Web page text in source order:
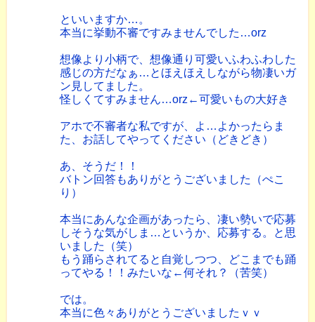
といいますか…。
本当に挙動不審ですみませんでした…orz
想像より小柄で、想像通り可愛いふわふわした
感じの方だなぁ…とほえほえしながら物凄いガ
ン見してました。
怪しくてすみません…orz←可愛いもの大好き
アホで不審者な私ですが、よ…よかったらま
た、お話してやってください（どきどき）
あ、そうだ！！
バトン回答もありがとうございました（ぺこ
り）
本当にあんな企画があったら、凄い勢いで応募
しそうな気がしま…というか、応募する。と思
いました（笑）
もう踊らされてると自覚しつつ、どこまでも踊
ってやる！！みたいな←何それ？（苦笑）
では。
本当に色々ありがとうございましたｖｖ